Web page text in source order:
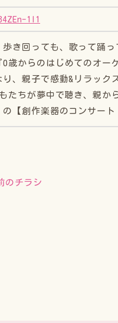
1l1
き回っても、歌って踊っ
歳からのはじめてのオー
り、親子で感動&リラッ
たちが夢中で聴き、親か
【創作楽器のコンサート
チラシ